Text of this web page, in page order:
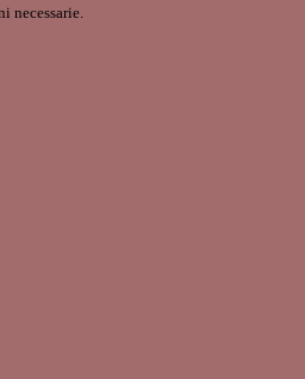
necessarie.